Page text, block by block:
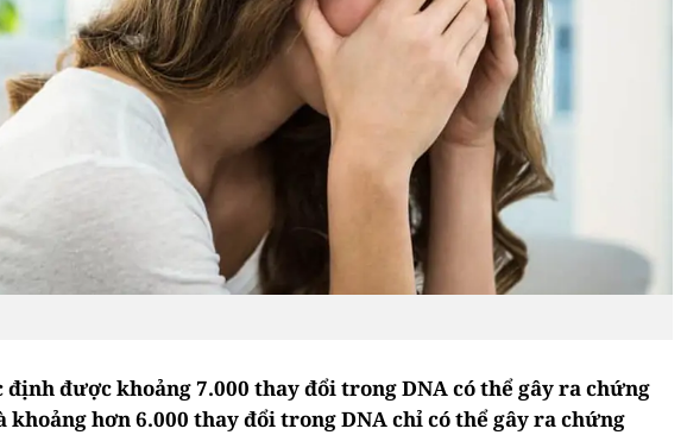
được khoảng 7.000 thay đổi trong DNA có thể gây ra chứng
hơn 6.000 thay đổi trong DNA chỉ có thể gây ra chứng